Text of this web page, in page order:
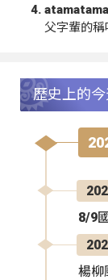
atamatama
父字輩的稱
歷史上的今
8/9
楊柳